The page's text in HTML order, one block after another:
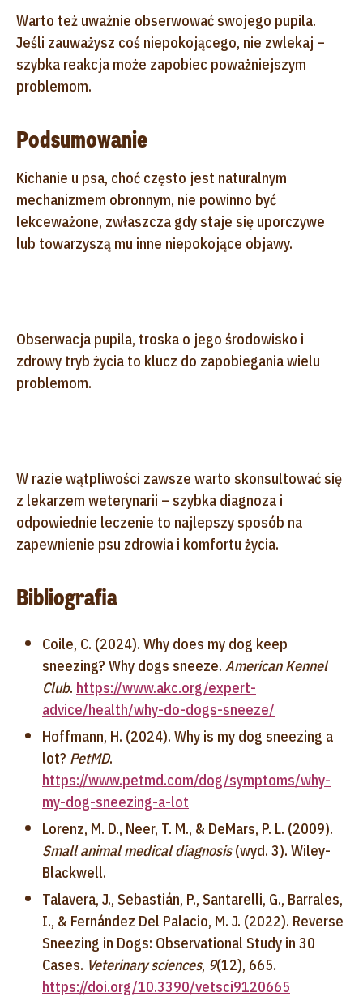
Warto też uważnie obserwować swojego pupila.
Jeśli zauważysz coś niepokojącego, nie zwlekaj –
szybka reakcja może zapobiec poważniejszym
problemom.
Podsumowanie
Kichanie u psa, choć często jest naturalnym
mechanizmem obronnym, nie powinno być
lekceważone, zwłaszcza gdy staje się uporczywe
lub towarzyszą mu inne niepokojące objawy.
Obserwacja pupila, troska o jego środowisko i
zdrowy tryb życia to klucz do zapobiegania wielu
problemom.
W razie wątpliwości zawsze warto skonsultować się
z lekarzem weterynarii – szybka diagnoza i
odpowiednie leczenie to najlepszy sposób na
zapewnienie psu zdrowia i komfortu życia.
Bibliografia
Coile, C. (2024). Why does my dog keep
sneezing? Why dogs sneeze. American Kennel
Club. https://www.akc.org/expert-
advice/health/why-do-dogs-sneeze/
Hoffmann, H. (2024). Why is my dog sneezing a
lot? PetMD.
https://www.petmd.com/dog/symptoms/why-
my-dog-sneezing-a-lot
Lorenz, M. D., Neer, T. M., & DeMars, P. L. (2009).
Small animal medical diagnosis(wyd. 3). Wiley-
Blackwell.
Talavera, J., Sebastián, P., Santarelli, G., Barrales,
I., & Fernández Del Palacio, M. J. (2022). Reverse
Sneezing in Dogs: Observational Study in 30
Cases. Veterinary sciences, 9(12), 665.
https://doi.org/10.3390/vetsci9120665